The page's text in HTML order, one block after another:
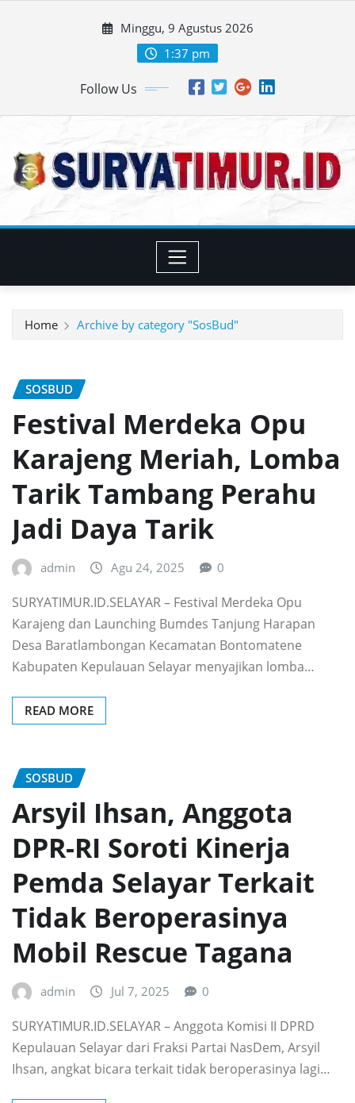
Minggu, 9 Agustus 2026
1:37 pm
Follow Us
Home Archive by category "SosBud"
SOSBUD
‎Festival Merdeka Opu
Karajeng Meriah, Lomba
Tarik Tambang Perahu
Jadi Daya Tarik
admin Agu 24, 2025 0
SURYATIMUR.ID.‎SELAYAR – Festival Merdeka Opu
Karajeng dan Launching Bumdes Tanjung Harapan
Desa Baratlambongan Kecamatan Bontomatene
Kabupaten Kepulauan Selayar menyajikan lomba…
READ MORE
SOSBUD
Arsyil Ihsan, Anggota
DPR-RI Soroti Kinerja
Pemda Selayar Terkait
Tidak Beroperasinya
Mobil Rescue Tagana
admin Jul 7, 2025 0
SURYATIMUR.ID.SELAYAR – Anggota Komisi II DPRD
Kepulauan Selayar dari Fraksi Partai NasDem, Arsyil
Ihsan, angkat bicara terkait tidak beroperasinya lagi…